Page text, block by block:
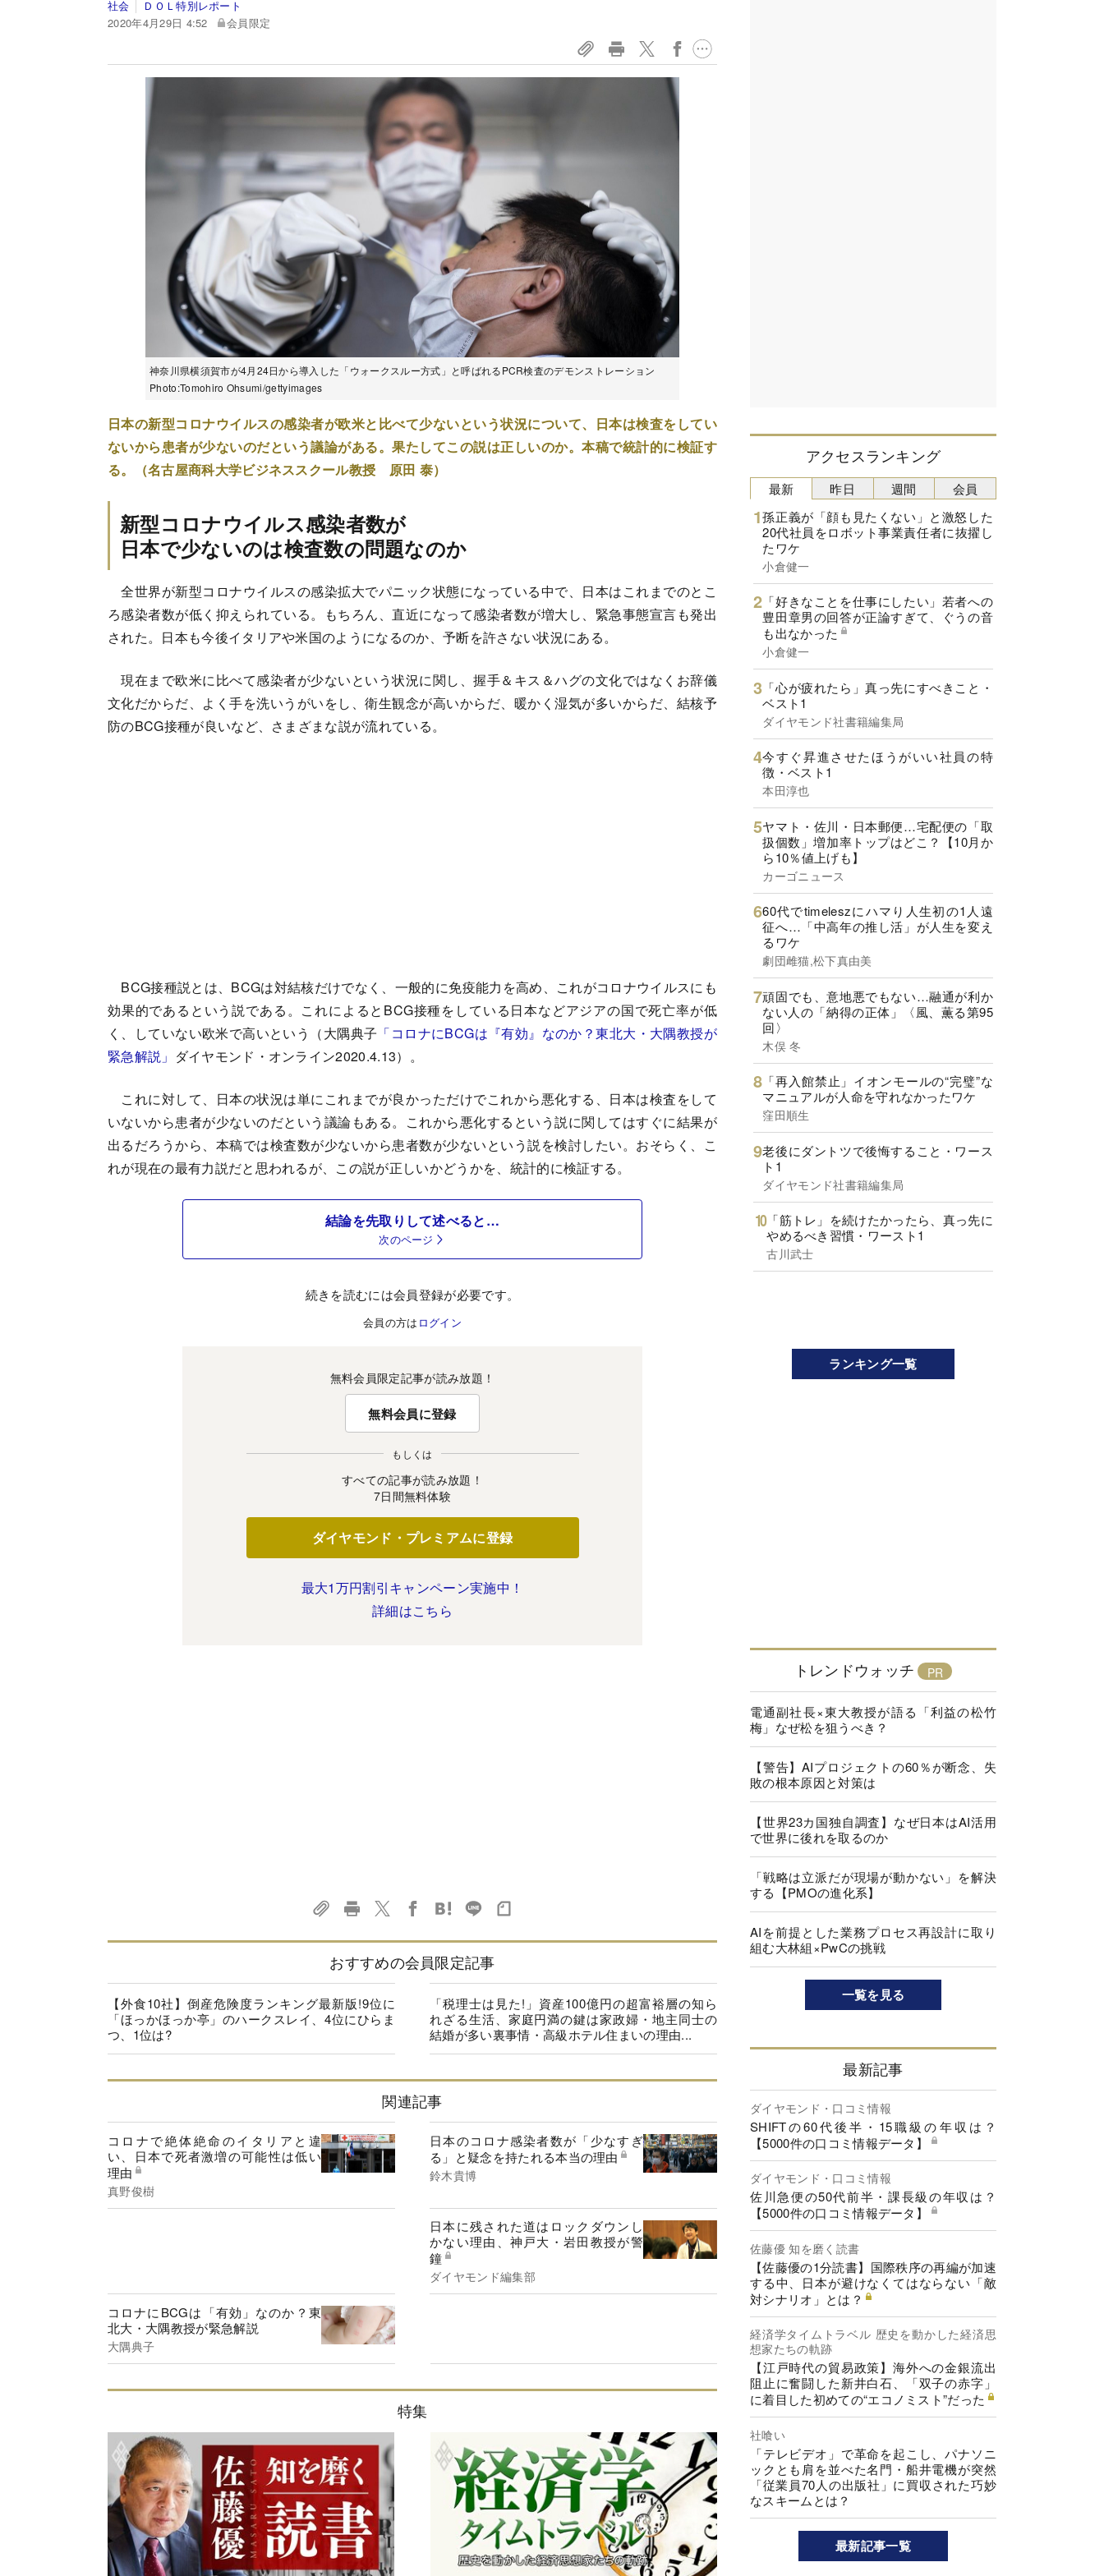
社会
ＤＯＬ特別レポート
2020年4月29日 4:52
会員限定
神奈川県横須賀市が4月24日から導入した「ウォークスルー方式」と呼ばれるPCR検査のデモンストレーション
Photo:Tomohiro Ohsumi/gettyimages
日本の新型コロナウイルスの感染者が欧米と比べて少ないという状況について、日本は検査をしてい
ないから患者が少ないのだという議論がある。果たしてこの説は正しいのか。本稿で統計的に検証す
る。（名古屋商科大学ビジネススクール教授 原田 泰）
新型コロナウイルス感染者数が
日本で少ないのは検査数の問題なのか
全世界が新型コロナウイルスの感染拡大でパニック状態になっている中で、日本はこれまでのとこ
ろ感染者数が低く抑えられている。もちろん、直近になって感染者数が増大し、緊急事態宣言も発出
された。日本も今後イタリアや米国のようになるのか、予断を許さない状況にある。
現在まで欧米に比べて感染者が少ないという状況に関し、握手＆キス＆ハグの文化ではなくお辞儀
文化だからだ、よく手を洗いうがいをし、衛生観念が高いからだ、暖かく湿気が多いからだ、結核予
防のBCG接種が良いなど、さまざまな説が流れている。
BCG接種説とは、BCGは対結核だけでなく、一般的に免疫能力を高め、これがコロナウイルスにも
効果的であるという説である。これによるとBCG接種をしている日本などアジアの国で死亡率が低
く、していない欧米で高いという（大隅典子 「コロナにBCGは『有効』なのか？東北大・大隅教授が
緊急解説」 ダイヤモンド・オンライン2020.4.13）。
これに対して、日本の状況は単にこれまでが良かっただけでこれから悪化する、日本は検査をして
いないから患者が少ないのだという議論もある。これから悪化するという説に関してはすぐに結果が
出るだろうから、本稿では検査数が少ないから患者数が少ないという説を検討したい。おそらく、こ
れが現在の最有力説だと思われるが、この説が正しいかどうかを、統計的に検証する。
結論を先取りして述べると…
次のページ
続きを読むには会員登録が必要です。
会員の方は ログイン
無料会員限定記事が読み放題！
無料会員に登録
もしくは
すべての記事が読み放題！
7日間無料体験
ダイヤモンド・プレミアムに登録
最大1万円割引キャンペーン実施中！
詳細はこちら
おすすめの会員限定記事
【外食10社】倒産危険度ランキング最新版!9位に
「ほっかほっか亭」のハークスレイ、4位にひらま
つ、1位は?
「税理士は見た!」資産100億円の超富裕層の知ら
れざる生活、家庭円満の鍵は家政婦・地主同士の
結婚が多い裏事情・高級ホテル住まいの理由...
関連記事
コロナで絶体絶命のイタリアと違
い、日本で死者激増の可能性は低い
理由
真野俊樹
日本のコロナ感染者数が「少なすぎ
る」と疑念を持たれる本当の理由
鈴木貴博
日本に残された道はロックダウンし
かない理由、神戸大・岩田教授が警
鐘
ダイヤモンド編集部
コロナにBCGは「有効」なのか？東
北大・大隅教授が緊急解説
大隅典子
特集
アクセスランキング
最新
孫正義が「顔も見たくない」と激怒した
20代社員をロボット事業責任者に抜擢し
たワケ
小倉健一
「好きなことを仕事にしたい」若者への
豊田章男の回答が正論すぎて、ぐうの音
も出なかった
小倉健一
「心が疲れたら」真っ先にすべきこと・
ベスト1
ダイヤモンド社書籍編集局
今すぐ昇進させたほうがいい社員の特
徴・ベスト1
本田淳也
ヤマト・佐川・日本郵便…宅配便の「取
扱個数」増加率トップはどこ？【10月か
ら10％値上げも】
カーゴニュース
60代でtimeleszにハマり人生初の1人遠
征へ…「中高年の推し活」が人生を変え
るワケ
劇団雌猫,松下真由美
頑固でも、意地悪でもない…融通が利か
ない人の「納得の正体」〈風、薫る第95
回〉
木俣 冬
「再入館禁止」イオンモールの“完璧”な
マニュアルが人命を守れなかったワケ
窪田順生
老後にダントツで後悔すること・ワース
ト1
ダイヤモンド社書籍編集局
「筋トレ」を続けたかったら、真っ先に
やめるべき習慣・ワースト1
古川武士
昨日 週間 会員
ランキング一覧
トレンドウォッチ
電通副社長×東大教授が語る「利益の松竹
梅」なぜ松を狙うべき？
【警告】AIプロジェクトの60％が断念、失
敗の根本原因と対策は
【世界23カ国独自調査】なぜ日本はAI活用
で世界に後れを取るのか
「戦略は立派だが現場が動かない」を解決
する【PMOの進化系】
AIを前提とした業務プロセス再設計に取り
組む大林組×PwCの挑戦
一覧を見る
最新記事
ダイヤモンド・口コミ情報
SHIFTの60代後半・15職級の年収は？
【5000件の口コミ情報データ】
ダイヤモンド・口コミ情報
佐川急便の50代前半・課長級の年収は？
【5000件の口コミ情報データ】
佐藤優 知を磨く読書
【佐藤優の1分読書】国際秩序の再編が加速
する中、日本が避けなくてはならない「敵
対シナリオ」とは？
経済学タイムトラベル 歴史を動かした経済思
想家たちの軌跡
【江戸時代の貿易政策】海外への金銀流出
阻止に奮闘した新井白石、「双子の赤字」
に着目した初めての“エコノミスト”だった
社喰い
「テレビデオ」で革命を起こし、パナソニ
ックとも肩を並べた名門・船井電機が突然
「従業員70人の出版社」に買収された巧妙
なスキームとは？
最新記事一覧